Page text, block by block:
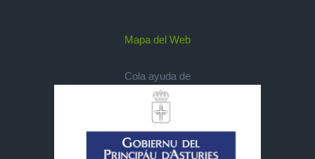
Mapa del Web
Cola ayuda de